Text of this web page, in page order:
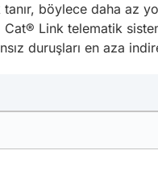
tanır, böylece daha az
Link telematik
duruşları en aza